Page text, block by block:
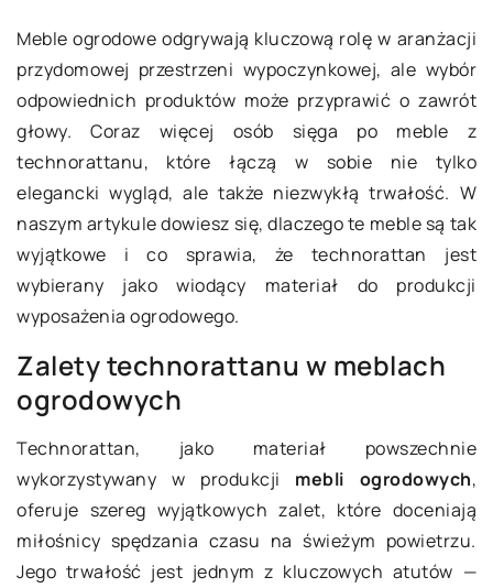
Meble ogrodowe odgrywają kluczową rolę w aranżacji
przydomowej przestrzeni wypoczynkowej, ale wybór
odpowiednich produktów może przyprawić o zawrót
głowy. Coraz więcej osób sięga po meble z
technorattanu, które łączą w sobie nie tylko
elegancki wygląd, ale także niezwykłą trwałość. W
naszym artykule dowiesz się, dlaczego te meble są tak
wyjątkowe i co sprawia, że technorattan jest
wybierany jako wiodący materiał do produkcji
wyposażenia ogrodowego.
Zalety technorattanu w meblach
ogrodowych
Technorattan, jako materiał powszechnie
wykorzystywany w produkcji mebli ogrodowych,
oferuje szereg wyjątkowych zalet, które doceniają
miłośnicy spędzania czasu na świeżym powietrzu.
Jego trwałość jest jednym z kluczowych atutów —